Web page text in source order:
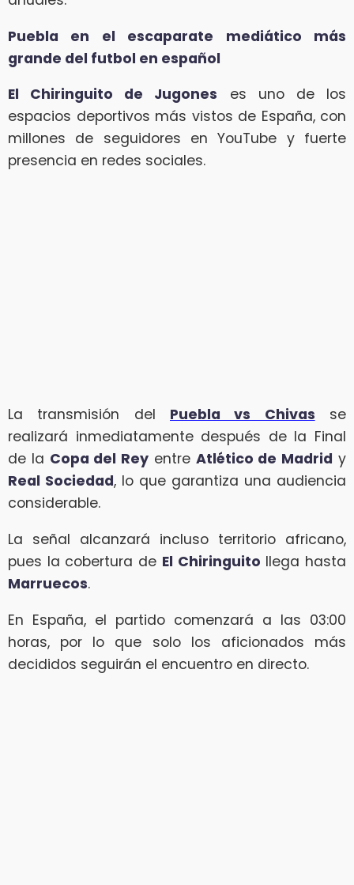
Puebla en el escaparate mediático más
grande del futbol en español
El Chiringuito de Jugones es uno de los
espacios deportivos más vistos de España, con
millones de seguidores en YouTube y fuerte
presencia en redes sociales.
La transmisión del Puebla vs Chivas se
realizará inmediatamente después de la Final
de la Copa del Rey entre Atlético de Madrid y
Real Sociedad, lo que garantiza una audiencia
considerable.
La señal alcanzará incluso territorio africano,
pues la cobertura de El Chiringuito llega hasta
Marruecos.
En España, el partido comenzará a las 03:00
horas, por lo que solo los aficionados más
decididos seguirán el encuentro en directo.